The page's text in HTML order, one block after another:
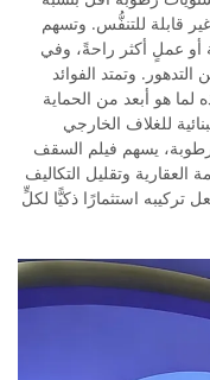
غير قابلة للتنفُّس. وتسهم
أو عملٍ أكثر راحةً، وفي
وتمتد الفوائد
لما هو أبعد من الحماية
للغلاف الخارجي
يسهم فيلم السقف
وتقليل التكاليف
تركيبه استثمارًا ذكيًّا لكلٍّ